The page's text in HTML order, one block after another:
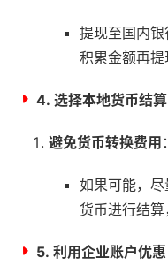
提现至国内
积累金额再提
4. 选择本地货币结算
避免货币转换费用 ：
如果可能，
货币进行结算
5. 利用企业账户优惠